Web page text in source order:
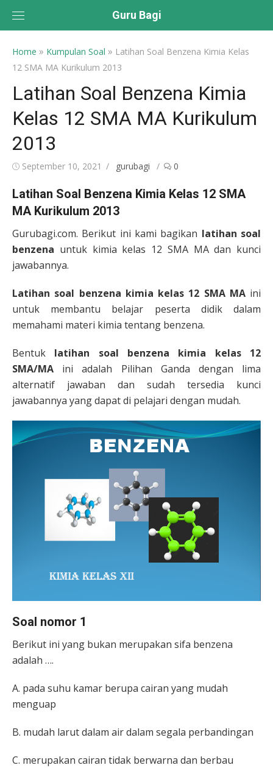
Guru Bagi
Home » Kumpulan Soal » Latihan Soal Benzena Kimia Kelas
12 SMA MA Kurikulum 2013
Latihan Soal Benzena Kimia
Kelas 12 SMA MA Kurikulum
2013
Posted
September 10, 2021 Author
gurubagi 0
Latihan Soal Benzena Kimia Kelas 12 SMA
MA Kurikulum 2013
Gurubagi.com. Berikut ini kami bagikan latihan soal
benzena untuk kimia kelas 12 SMA MA dan kunci
jawabannya.
Latihan soal benzena kimia kelas 12 SMA MA ini
untuk membantu belajar peserta didik dalam
memahami materi kimia tentang benzena.
Bentuk latihan soal benzena kimia kelas 12
SMA/MA ini adalah Pilihan Ganda dengan lima
alternatif jawaban dan sudah tersedia kunci
jawabannya yang dapat di pelajari dengan mudah.
Soal nomor 1
Berikut ini yang bukan merupakan sifa benzena
adalah ….
A. pada suhu kamar berupa cairan yang mudah
menguap
B. mudah larut dalam air dalam segala perbandingan
C. merupakan cairan tidak berwarna dan berbau